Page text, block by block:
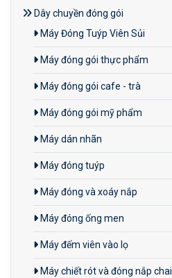
Dây chuyền đóng gói
Máy Đóng Tuýp Viên Sủi
Máy đóng gói thực phẩm
Máy đóng gói cafe - trà
Máy đóng gói mỹ phẩm
Máy dán nhãn
Máy đóng tuýp
Máy đóng và xoáy nắp
Máy đóng ống men
Máy đếm viên vào lọ
Máy chiết rót và đóng nắp chai